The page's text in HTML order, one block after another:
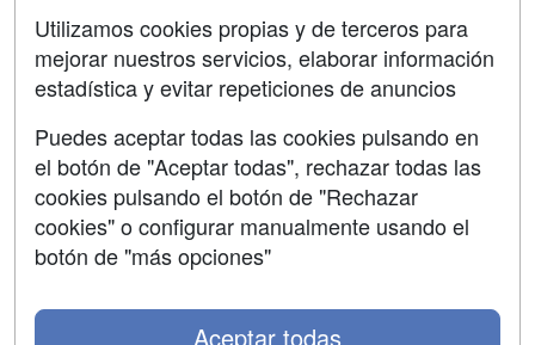
Contactar
Confidencialidad
Aviso legal
Copyleft
Utilizamos cookies propias y de terceros para
mejorar nuestros servicios, elaborar información
estadística y evitar repeticiones de anuncios
Puedes aceptar todas las cookies pulsando en
el botón de "Aceptar todas", rechazar todas las
cookies pulsando el botón de "Rechazar
cookies" o configurar manualmente usando el
botón de "más opciones"
Aceptar todas